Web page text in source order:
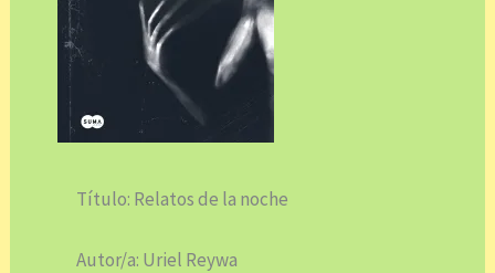
Título: Relatos de la noche
Autor/a: Uriel Reywa